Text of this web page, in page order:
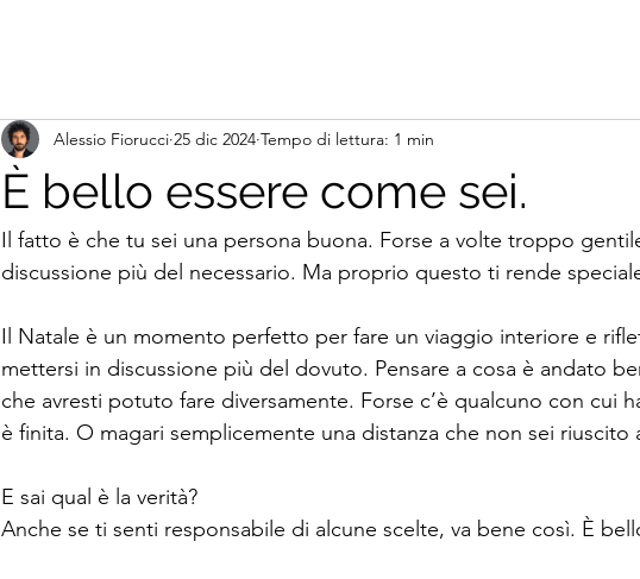
È bello essere come sei.
Alessio Fiorucci 25 dic 2024 Tempo di lettura: 1 min
Il fatto è che tu sei una persona buona. Forse a volte troppo
discussione più del necessario. Ma proprio questo ti rende
Il Natale è un momento perfetto per fare un viaggio interiore e
mettersi in discussione più del dovuto. Pensare a cosa è andato
che avresti potuto fare diversamente. Forse c’è qualcuno con cui
è finita. O magari semplicemente una distanza che non sei riuscito
E sai qual è la verità?
Anche se ti senti responsabile di alcune scelte, va bene così. È